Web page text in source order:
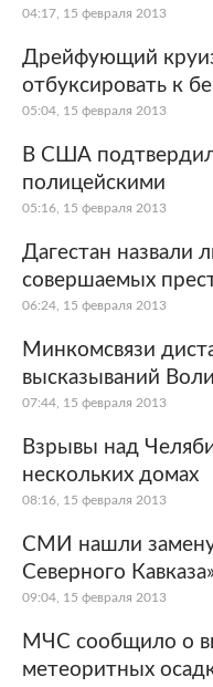
04:17, 15 февраля 2013
Дрейфующий
отбуксировать к
05:04, 15 февраля 2013
В США
полицейскими
05:16, 15 февраля 2013
Дагестан назвали
совершаемых
06:24, 15 февраля 2013
Минкомсвязи
высказываний
07:44, 15 февраля 2013
Взрывы над
нескольких домах
08:16, 15 февраля 2013
СМИ нашли замену
Северного Кавказа»
09:04, 15 февраля 2013
МЧС сообщило о
метеоритных